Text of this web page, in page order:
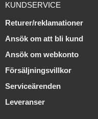
KUNDSERVICE
Returer/reklamationer
Ansök om att bli kund
Ansök om webkonto
Försäljningsvillkor
Serviceärenden
Leveranser